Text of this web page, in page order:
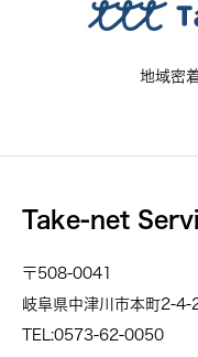
地域密
Take-net
〒508-0041
岐阜県中津川市本町2-4-
TEL:0573-62-0050